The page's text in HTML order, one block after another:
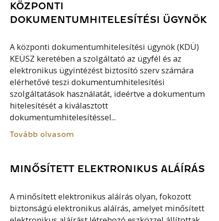
KÖZPONTI
DOKUMENTUMHITELESÍTÉSI ÜGYNÖK
A központi dokumentumhitelesítési ügynök (KDÜ)
KEÜSZ keretében a szolgáltató az ügyfél és az
elektronikus ügyintézést biztosító szerv számára
elérhetővé teszi dokumentumhitelesítési
szolgáltatások használatát, ideértve a dokumentum
hitelesítését a kiválasztott
dokumentumhitelesítéssel...
Tovább olvasom
MINŐSÍTETT ELEKTRONIKUS ALÁÍRÁS
A minősített elektronikus aláírás olyan, fokozott
biztonságú elektronikus aláírás, amelyet minősített